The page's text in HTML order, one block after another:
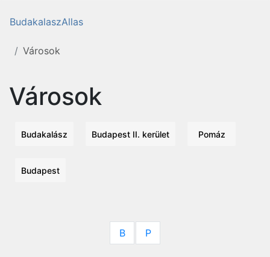
BudakalaszAllas
Városok
Városok
Budakalász Budapest II. kerület Pomáz
Budapest
B P